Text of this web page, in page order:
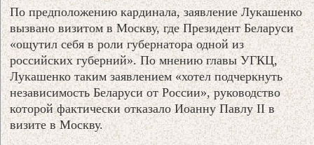
По предположению кардинала, заявление Лукашенко
вызвано визитом в Москву, где Президент Беларуси
«ощутил себя в роли губернатора одной из
российских губерний». По мнению главы УГКЦ,
Лукашенко таким заявлением «хотел подчеркнуть
независимость Беларуси от России», руководство
которой фактически отказало Иоанну Павлу ІІ в
визите в Москву.